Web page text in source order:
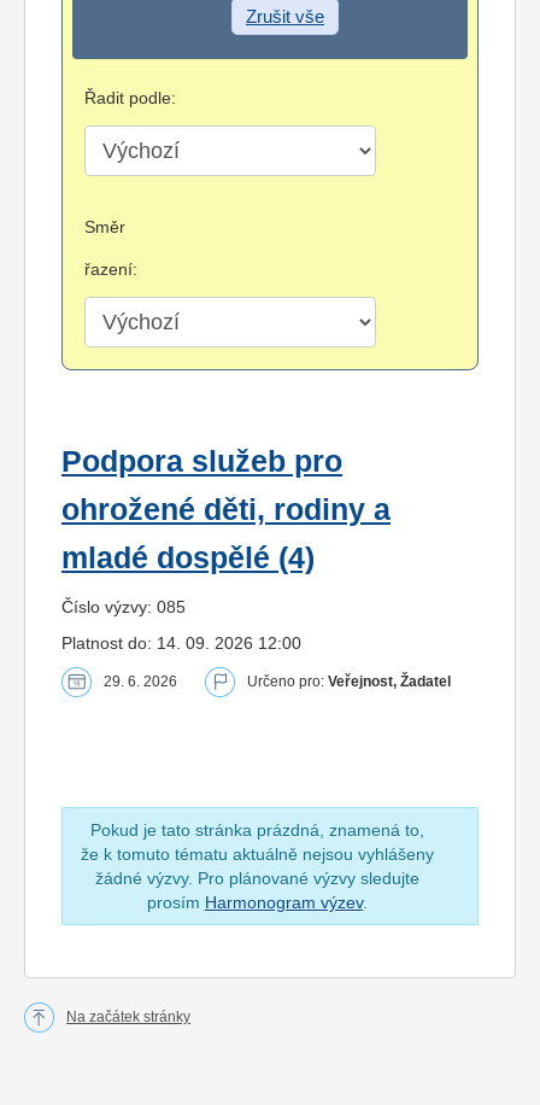
Zrušit vše
Řadit podle:
Směr
řazení:
Podpora služeb pro
ohrožené děti, rodiny a
mladé dospělé (4)
Číslo výzvy: 085
Platnost do: 14. 09. 2026 12:00
29. 6. 2026 Určeno pro: Veřejnost, Žadatel
Pokud je tato stránka prázdná, znamená to,
že k tomuto tématu aktuálně nejsou vyhlášeny
žádné výzvy. Pro plánované výzvy sledujte
prosím Harmonogram výzev.
Na začátek stránky